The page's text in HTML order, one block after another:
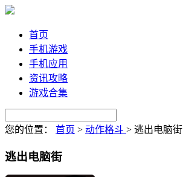
首页
手机游戏
手机应用
资讯攻略
游戏合集
您的位置： 首页 > 动作格斗 > 逃出电脑街
逃出电脑街